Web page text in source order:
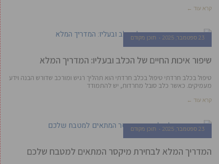
קרא עוד ←
23 ספטמבר, 2025 תוכן מקודם
שיפור איכות החיים של הכלב ובעליו: המדריך המלא
טיפול בכלב חרדתי טיפול בכלב חרדתי הוא תהליך רגיש ומורכב שדורש הבנה וידע
מעמיקים. כאשר כלב סובל מחרדות, יש להתמודד
קרא עוד ←
23 ספטמבר, 2025 תוכן מקודם
המדריך המלא לבחירת מיקסר המתאים למטבח שלכם